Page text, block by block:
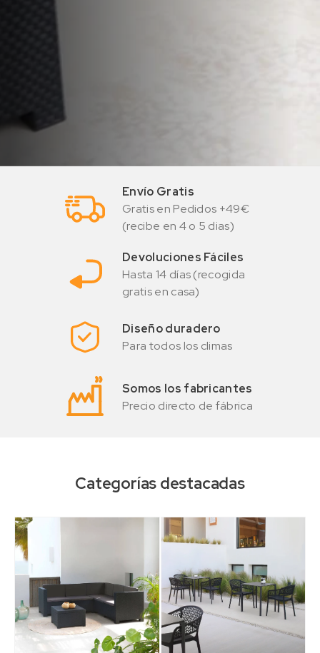
Envío Gratis
Gratis en Pedidos +49€
(recibe en 4 o 5 dias)
Devoluciones Fáciles
Hasta 14 días (recogida
gratis en casa)
Diseño duradero
Para todos los climas
Somos los fabricantes
Precio directo de fábrica
Categorías destacadas